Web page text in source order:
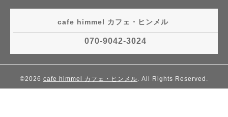
cafe himmel カフェ・ヒンメル
070-9042-3024
©2026 cafe himmel カフェ・ヒンメル. All Rights Reserved.